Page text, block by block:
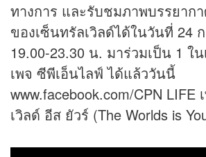
ทางการ และรับชมภาพบรรยาก
ของเซ็นทรัลเวิลด์ได้ในวันที่ 24
19.00-23.30 น. มาร่วมเป็น 1
เพจ ซีพีเอ็นไลฟ์ ได้แล้ววันนี้
www.facebook.com/CPN LIFE
เวิลด์ อีส ยัวร์ (The Worlds is